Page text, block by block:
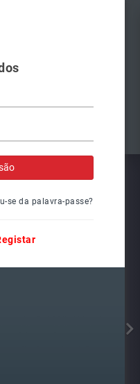
se da palavra-passe?